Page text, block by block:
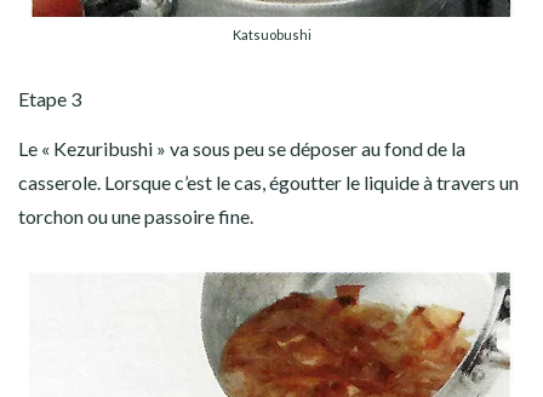
Katsuobushi
Etape 3
Le « Kezuribushi » va sous peu se déposer au fond de la
casserole. Lorsque c’est le cas, égoutter le liquide à travers un
torchon ou une passoire fine.